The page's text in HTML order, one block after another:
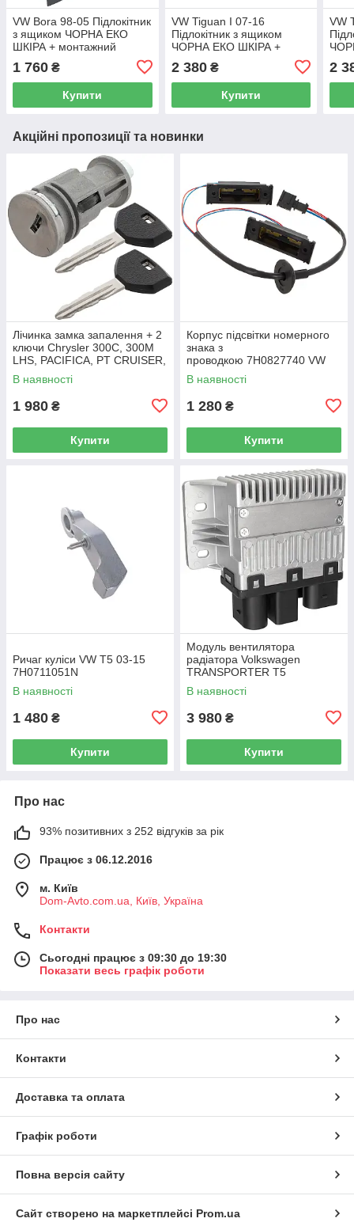
VW Bora 98-05 Підлокітник
з ящиком ЧОРНА ЕКО
ШКІРА + монтажний
1 760 ₴
Купити
VW Tiguan I 07-16
Підлокітник з ящиком
ЧОРНА ЕКО ШКІРА +
2 380₴
Купити
VW
2
Акційні пропозиції та новинки
Лічинка замка запалення + 2
ключи Chrysler 300C, 300M
LHS, PACIFICA, PT CRUISER,
SEBRING 5003843AB
В наявності
1 980 ₴
Купити
Корпус підсвітки номерного
знака з
проводкою 7H0827740 VW
Caddy III (2K) 2004-2015
/ Caddy IV (SA) 2016-
В наявності
1 280 ₴
Купити
Ричаг куліси VW T5 03-15
7H0711051N
В наявності
1 480 ₴
Купити
Модуль вентилятора
радіатора Volkswagen
TRANSPORTER T5
Фургон 03-15 7H0919506D
В наявності
3 980 ₴
Купити
Про нас
93% позитивних з 252 відгуків за рік
Працює з 06.12.2016
м. Київ
Dom-Avto.com.ua, Київ, Україна
Контакти
Сьогодні працює з 09:30 до 19:30
Показати весь графік роботи
Про нас
Контакти
Доставка та оплата
Графік роботи
Повна версія сайту
Сайт створено на маркетплейсі Prom.ua